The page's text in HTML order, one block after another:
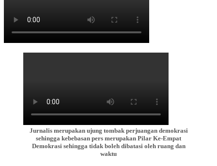
Jurnalis merupakan ujung tombak perjuangan demokrasi
sehingga kebebasan pers merupakan Pilar Ke-Empat
Demokrasi sehingga tidak boleh dibatasi oleh ruang dan
waktu